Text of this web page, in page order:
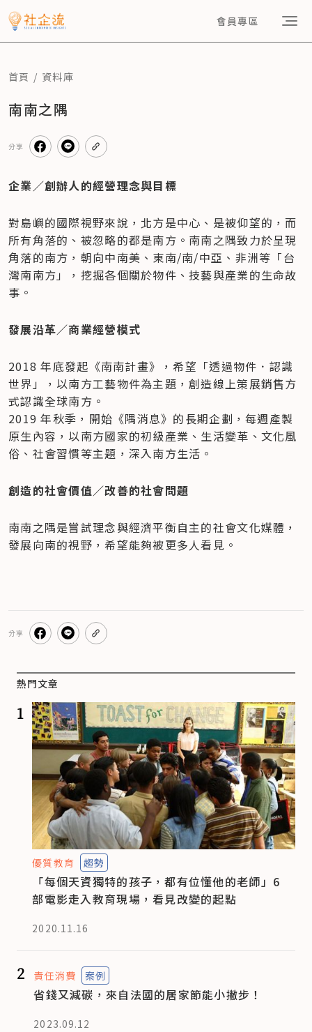
會員專區
首頁 資料庫
南南之隅
分享
企業／創辦人的經營理念與目標
對島嶼的國際視野來說，北方是中心、是被仰望的，而
所有角落的、被忽略的都是南方。南南之隅致力於呈現
角落的南方，朝向中南美、東南/南/中亞、非洲等「台
灣南南方」，挖掘各個關於物件、技藝與產業的生命故
事。
發展沿革／商業經營模式
2018 年底發起《南南計畫》，希望「透過物件．認識
世界」，以南方工藝物件為主題，創造線上策展銷售方
式認識全球南方。
​2019 年秋季，開始《隅消息》的長期企劃，每週產製
原生內容，以南方國家的初級產業、生活變革、文化風
俗、社會習慣等主題，深入南方生活。
創造的社會價值／改善的社會問題
南南之隅是嘗試理念與經濟平衡自主的社會文化媒體，
發展向南的視野，希望能夠被更多人看見。
分享
熱門文章
1
優質教育 趨勢
「每個天資獨特的孩子，都有位懂他的老師」6
部電影走入教育現場，看見改變的起點
2020.11.16
2 責任消費 案例
省錢又減碳，來自法國的居家節能小撇步！
2023.09.12